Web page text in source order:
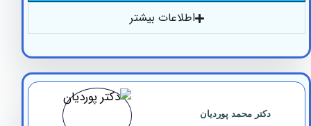
اطلاعات بیشتر
دکتر محمد پوردیان